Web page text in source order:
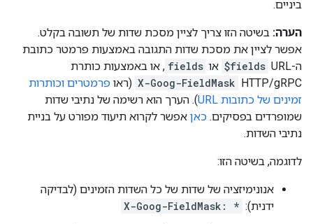
ביניים.
הערה: בשיטה הזו צריך לציין מסכת שדות של תשובה בקלט.
אפשר לציין את מסכת שדות התגובה באמצעות פרמטר כתובת
ה-URL‏
$fields או fields , או באמצעות כותרת
HTTP/gRPC‏
X-Goog-FieldMask (ראו פרמטרים וכותרות
זמינים של כתובות URL
). הערך הוא רשימה של נתיבי שדות
שמופרדים בפסיקים. כאן אפשר לקרוא תיעוד מפורט על בניית
נתיבי השדות.
לדוגמה, בשיטה הזו:
אנונימיזציה של שדות של כל השדות הזמינים (לבדיקה
ידנית): X-Goog-FieldMask: *